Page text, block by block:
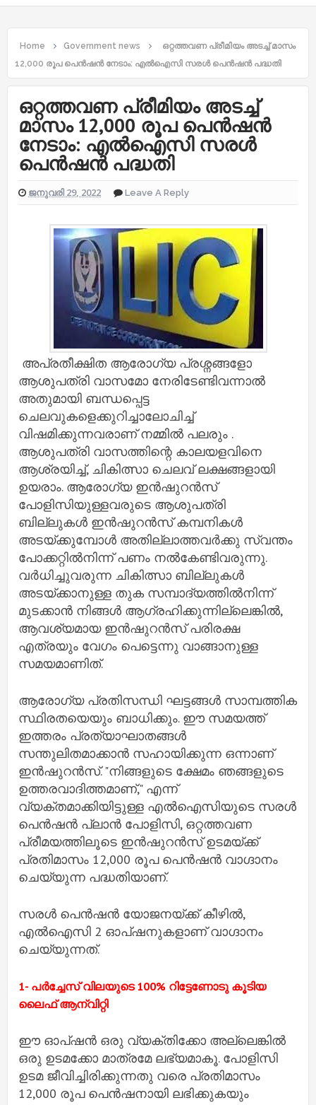
Home Government news
ഒറ്റത്തവണ പ്രീമിയം അടച്ച് മാസം
12,000 രൂപ പെൻഷൻ നേടാം: എൽഐസി സരൾ പെൻഷൻ പദ്ധതി
ഒറ്റത്തവണ പ്രീമിയം അടച്ച്
മാസം 12,000 രൂപ പെൻഷൻ
നേടാം: എൽഐസി സരൾ
പെൻഷൻ പദ്ധതി
ജനുവരി 29, 2022 Leave A Reply
അപ്രതീക്ഷിത ആരോഗ്യ പ്രശ്നങ്ങളോ
ആശുപത്രി വാസമോ നേരിടേണ്ടിവന്നാല്‍
അതുമായി ബന്ധപ്പെട്ട
ചെലവുകളെക്കുറിച്ചാലോചിച്ച്
വിഷമിക്കുന്നവരാണ് നമ്മിൽ പലരും .
ആശുപത്രി വാസത്തിന്റെ കാലയളവിനെ
ആശ്രയിച്ച്, ചികിത്സാ ചെലവ് ലക്ഷങ്ങളായി
ഉയരാം. ആരോഗ്യ ഇന്‍ഷുറന്‍സ്
പോളിസിയുള്ളവരുടെ ആശുപത്രി
ബില്ലുകള്‍ ഇന്‍ഷുറന്‍സ് കമ്പനികള്‍
അടയ്ക്കുമ്പോള്‍ അതില്ലാത്തവര്‍ക്കു സ്വന്തം
പോക്കറ്റില്‍നിന്ന് പണം നല്‍കേണ്ടിവരുന്നു.
വര്‍ധിച്ചുവരുന്ന ചികിത്സാ ബില്ലുകള്‍
അടയ്ക്കാനുള്ള തുക സമ്പാദ്യത്തില്‍നിന്ന്
മുടക്കാന്‍ നിങ്ങള്‍ ആഗ്രഹിക്കുന്നില്ലെങ്കില്‍,
ആവശ്യമായ ഇന്‍ഷുറന്‍സ് പരിരക്ഷ
എത്രയും വേഗം പെട്ടെന്നു വാങ്ങാനുള്ള
സമയമാണിത്.
ആരോഗ്യ പ്രതിസന്ധി ഘട്ടങ്ങൾ സാമ്പത്തിക
സ്ഥിരതയെയും ബാധിക്കും. ഈ സമയത്ത്
ഇത്തരം പ്രത്യാഘാതങ്ങൾ
സന്തുലിതമാക്കാൻ സഹായിക്കുന്ന ഒന്നാണ്
ഇൻഷുറൻസ്. "നിങ്ങളുടെ ക്ഷേമം ഞങ്ങളുടെ
ഉത്തരവാദിത്തമാണ്," എന്ന്
വ്യക്തമാക്കിയിട്ടുള്ള എൽഐസിയുടെ സരൾ
പെൻഷൻ പ്ലാൻ പോളിസി, ഒറ്റത്തവണ
പ്രീമയത്തിലൂടെ ഇൻഷുറൻസ് ഉടമയ്ക്ക്
പ്രതിമാസം 12,000 രൂപ പെൻഷൻ വാഗ്ദാനം
ചെയ്യുന്ന പദ്ധതിയാണ്.
സരൾ പെൻഷൻ യോജനയ്ക്ക് കീഴിൽ,
എൽഐസി 2 ഓപ്ഷനുകളാണ് വാഗ്ദാനം
ചെയ്യുന്നത്.
1- പർച്ചേസ് വിലയുടെ 100% റിട്ടേണോടു കൂടിയ
ലൈഫ് ആന്വിറ്റി
ഈ ഓപ്ഷൻ ഒരു വ്യക്തിക്കോ അല്ലെങ്കിൽ
ഒരു ഉടമക്കോ മാത്രമേ ലഭ്യമാകൂ. പോളിസി
ഉടമ ജീവിച്ചിരിക്കുന്നതു വരെ പ്രതിമാസം
12,000 രൂപ പെൻഷനായി ലഭിക്കുകയും